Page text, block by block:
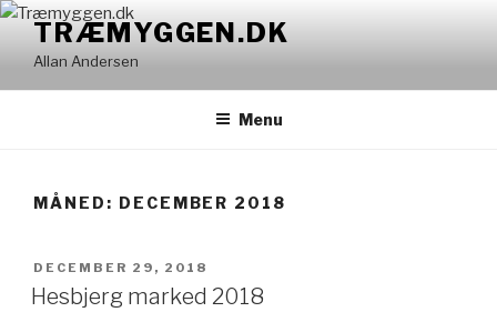
Videre
indhold
TRÆMYGGEN.DK
Allan Andersen
Menu
MÅNED: DECEMBER 2018
UDGIVET
DEN
DECEMBER 29, 2018
Hesbjerg marked 2018